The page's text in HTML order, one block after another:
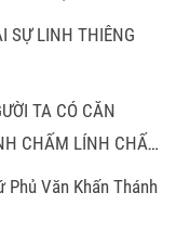
SỰ LINH THIÊNG
TA CÓ CĂN
CHẤM LÍNH CHẤM
Văn Khấn Thánh